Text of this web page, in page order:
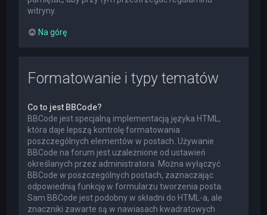
witryny.
Na górę
Formatowanie i typy tematów
Co to jest BBCode?
BBCode jest specjalną implementacją języka HTML,
która daje lepszą kontrolę formatowania
poszczególnych elementów w postach. Używanie
BBCode na forum jest uzależnione od ustawień
określanych przez administratora. Można wyłączyć
BBCode w poszczególnych postach, zaznaczając
odpowiednią funkcję w formularzu tworzenia posta.
Sam BBCode jest podobny w składni do HTML-a, ale
znaczniki zawarte są w nawiasach kwadratowych